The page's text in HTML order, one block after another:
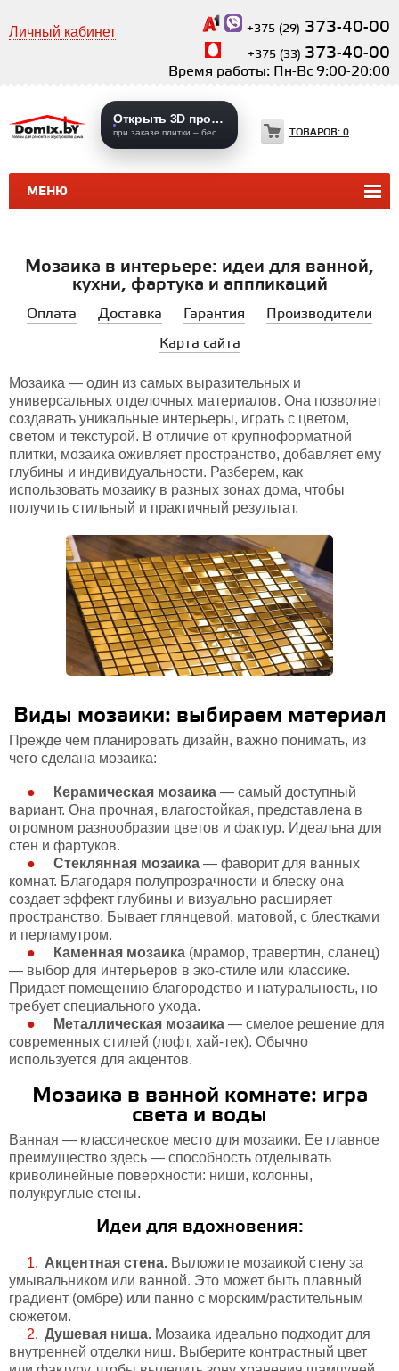
Личный кабинет +375 (29) 373-40-00
+375 (33) 373-40-00
Время работы: Пн-Вс 9:00-20:00
МЕНЮ
Открыть 3D проекты
ТОВАРОВ: 0
КЕРАМИЧЕСКАЯ ПЛИТКА
Мозаика в интерьере: идеи для ванной,
кухни, фартука и аппликаций
Оплата Доставка Гарантия
Производители
Карта сайта
Мозаика — один из самых выразительных и
универсальных отделочных материалов. Она позволяет
создавать уникальные интерьеры, играть с цветом,
светом и текстурой. В отличие от крупноформатной
плитки, мозаика оживляет пространство, добавляет ему
глубины и индивидуальности. Разберем, как
использовать мозаику в разных зонах дома, чтобы
получить стильный и практичный результат.
Виды мозаики: выбираем материал
Прежде чем планировать дизайн, важно понимать, из
чего сделана мозаика:
Керамическая мозаика — самый доступный
вариант. Она прочная, влагостойкая, представлена в
огромном разнообразии цветов и фактур. Идеальна для
стен и фартуков.
Стеклянная мозаика — фаворит для ванных
комнат. Благодаря полупрозрачности и блеску она
создает эффект глубины и визуально расширяет
пространство. Бывает глянцевой, матовой, с блестками
и перламутром.
Каменная мозаика (мрамор, травертин, сланец)
— выбор для интерьеров в эко-стиле или классике.
Придает помещению благородство и натуральность, но
требует специального ухода.
Металлическая мозаика — смелое решение для
современных стилей (лофт, хай-тек). Обычно
используется для акцентов.
Мозаика в ванной комнате: игра
света и воды
Ванная — классическое место для мозаики. Ее главное
преимущество здесь — способность отделывать
криволинейные поверхности: ниши, колонны,
полукруглые стены.
Идеи для вдохновения:
Акцентная стена. Выложите мозаикой стену за
умывальником или ванной. Это может быть плавный
градиент (омбре) или панно с морским/растительным
сюжетом.
Душевая ниша. Мозаика идеально подходит для
внутренней отделки ниш. Выберите контрастный цвет